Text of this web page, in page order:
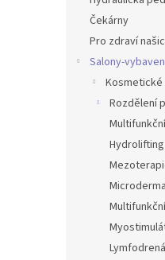
Čekárny
Pro zdraví
Salony-
Rozdělení
Hydrolifting